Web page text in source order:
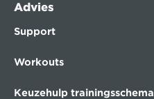
Advies
Support
Workouts
Keuzehulp trainingsschema